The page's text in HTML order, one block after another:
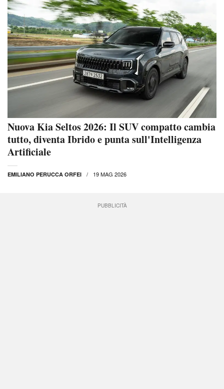
Nuova Kia Seltos 2026: Il SUV compatto cambia
tutto, diventa Ibrido e punta sull'Intelligenza
Artificiale
EMILIANO PERUCCA ORFEI 19 MAG 2026
PUBBLICITÀ